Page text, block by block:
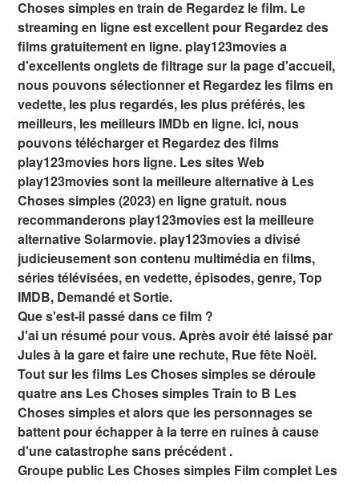
Choses simples en train de Regardez le film. Le
streaming en ligne est excellent pour Regardez des
films gratuitement en ligne. play123movies a
d'excellents onglets de filtrage sur la page d'accueil,
nous pouvons sélectionner et Regardez les films en
vedette, les plus regardés, les plus préférés, les
meilleurs, les meilleurs IMDb en ligne. Ici, nous
pouvons télécharger et Regardez des films
play123movies hors ligne. Les sites Web
play123movies sont la meilleure alternative à Les
Choses simples (2023) en ligne gratuit. nous
recommanderons play123movies est la meilleure
alternative Solarmovie. play123movies a divisé
judicieusement son contenu multimédia en films,
séries télévisées, en vedette, épisodes, genre, Top
IMDB, Demandé et Sortie.
Que s'est-il passé dans ce film ?
J'ai un résumé pour vous. Après avoir été laissé par
Jules à la gare et faire une rechute, Rue fête Noël.
Tout sur les films Les Choses simples se déroule
quatre ans Les Choses simples Train to B Les
Choses simples et alors que les personnages se
battent pour échapper à la terre en ruines à cause
d'une catastrophe sans précédent .
Groupe public Les Choses simples Film complet Les